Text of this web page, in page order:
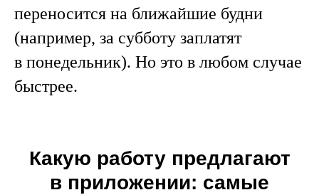
переносится на ближайшие будни
(например, за субботу заплатят
в понедельник). Но это в любом случае
быстрее.
Какую работу предлагают
в приложении: самые